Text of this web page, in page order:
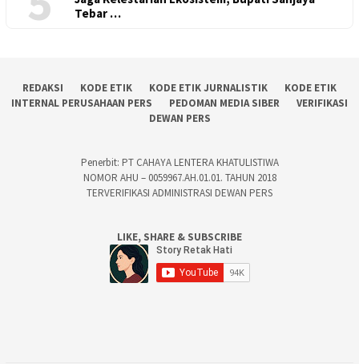
Tebar …
REDAKSI KODE ETIK KODE ETIK JURNALISTIK
KODE ETIK
INTERNAL PERUSAHAAN PERS
PEDOMAN MEDIA SIBER
VERIFIKASI
DEWAN PERS
Penerbit: PT CAHAYA LENTERA KHATULISTIWA
NOMOR AHU – 0059967.AH.01.01. TAHUN 2018
TERVERIFIKASI ADMINISTRASI DEWAN PERS
LIKE, SHARE & SUBSCRIBE